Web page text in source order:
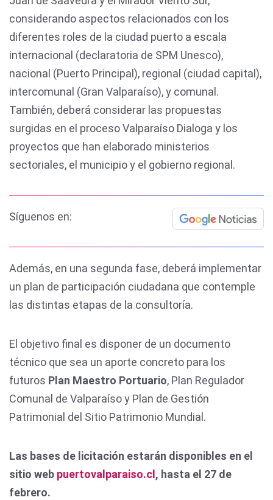
considerando aspectos relacionados con los
diferentes roles de la ciudad puerto a escala
internacional (declaratoria de SPM Unesco),
nacional (Puerto Principal), regional (ciudad capital),
intercomunal (Gran Valparaíso), y comunal.
También, deberá considerar las propuestas
surgidas en el proceso Valparaíso Dialoga y los
proyectos que han elaborado ministerios
sectoriales, el municipio y el gobierno regional.
Síguenos en:
Además, en una segunda fase, deberá implementar
un plan de participación ciudadana que contemple
las distintas etapas de la consultoría.
El objetivo final es disponer de un documento
técnico que sea un aporte concreto para los
futuros Plan Maestro Portuario, Plan Regulador
Comunal de Valparaíso y Plan de Gestión
Patrimonial del Sitio Patrimonio Mundial.
Las bases de licitación estarán disponibles en el
sitio web puertovalparaiso.cl , hasta el 27 de
febrero.